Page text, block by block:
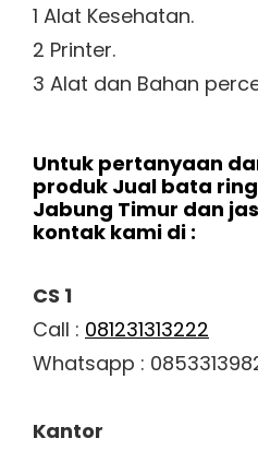
1 Alat Kesehatan.
2 Printer.
3 Alat dan Bahan
Untuk pertanyaan
produk Jual bata
Jabung Timur dan
kontak kami di :
CS 1
Call : 081231313222
Whatsapp :
Kantor